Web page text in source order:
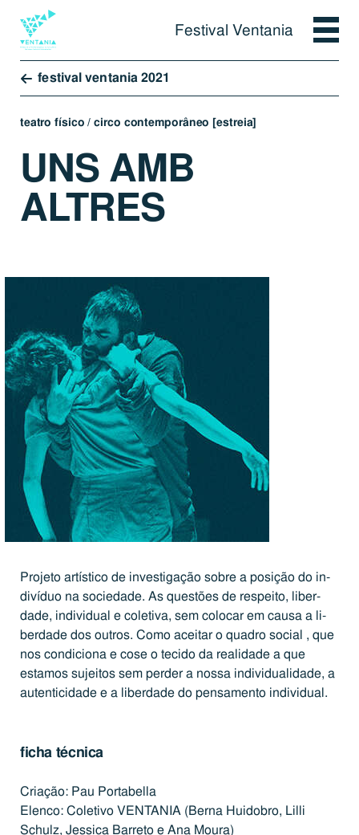
Festival Ventania
Festival Ventania
2021
2020
2019
teatro
experimental
de lagos
festival ventania 2021
teatro físico / circo contemporâneo [estreia]
UNS AMB
ALTRES
Projeto ar­tís­tico de in­ves­ti­ga­ção sobre a posição do in­
di­ví­duo na so­ci­e­dade. As questões de respeito, li­ber­
dade, in­di­vi­dual e coletiva, sem colocar em causa a li­
ber­dade dos outros. Como aceitar o quadro social , que
nos con­di­ci­ona e cose o tecido da re­a­li­dade a que
estamos sujeitos sem perder a nossa in­di­vi­du­a­li­dade, a
au­ten­ti­ci­dade e a li­ber­dade do pen­sa­mento in­di­vi­dual.
ficha técnica
Criação: Pau Portabella
Elenco: Coletivo VENTANIA (Berna Huidobro, Lilli
Schulz, Jessica Barreto e Ana Moura)